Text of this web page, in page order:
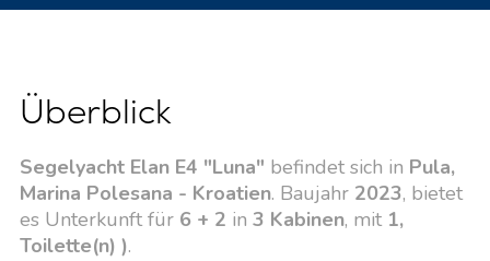
Überblick
Segelyacht Elan E4 "Luna" befindet sich in Pula,
Marina Polesana - Kroatien. Baujahr 2023, bietet
es Unterkunft für 6 + 2 in 3 Kabinen, mit 1,
Toilette(n) ).